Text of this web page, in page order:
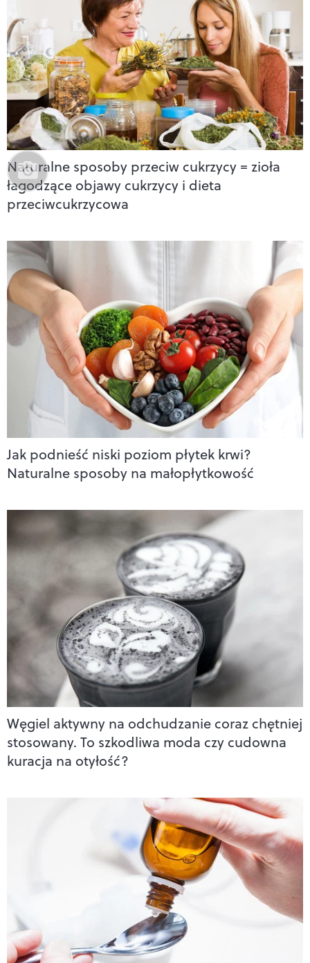
Naturalne sposoby przeciw cukrzycy = zioła
łagodzące objawy cukrzycy i dieta
przeciwcukrzycowa
Jak podnieść niski poziom płytek krwi?
Naturalne sposoby na małopłytkowość
Węgiel aktywny na odchudzanie coraz chętniej
stosowany. To szkodliwa moda czy cudowna
kuracja na otyłość?